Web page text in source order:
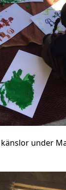
under